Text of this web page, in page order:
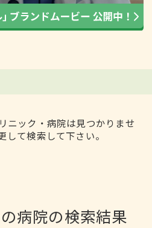
ニック・病院は見つかりませ
て検索して下さい。
病院の検索結果